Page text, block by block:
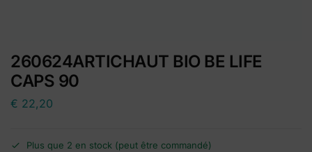
260624ARTICHAUT BIO BE LIFE
CAPS 90
€ 22,20
Plus que 2 en stock (peut être commandé)